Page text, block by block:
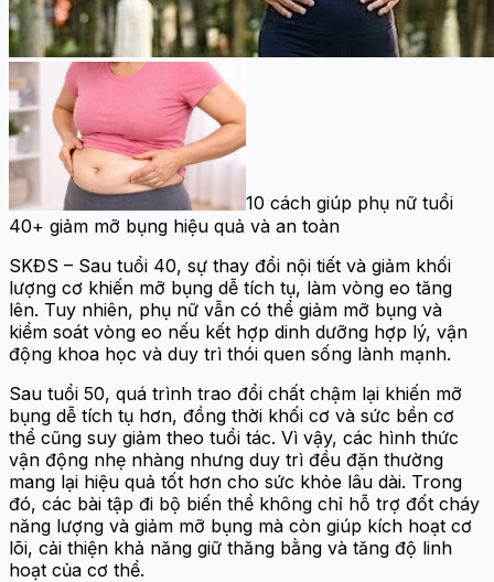
10 cách giúp phụ nữ tuổi
40+ giảm mỡ bụng hiệu quả và an toàn
SKĐS – Sau tuổi 40, sự thay đổi nội tiết và giảm khối
lượng cơ khiến mỡ bụng dễ tích tụ, làm vòng eo tăng
lên. Tuy nhiên, phụ nữ vẫn có thể giảm mỡ bụng và
kiểm soát vòng eo nếu kết hợp dinh dưỡng hợp lý, vận
động khoa học và duy trì thói quen sống lành mạnh.
Sau tuổi 50, quá trình trao đổi chất chậm lại khiến mỡ
bụng dễ tích tụ hơn, đồng thời khối cơ và sức bền cơ
thể cũng suy giảm theo tuổi tác. Vì vậy, các hình thức
vận động nhẹ nhàng nhưng duy trì đều đặn thường
mang lại hiệu quả tốt hơn cho sức khỏe lâu dài. Trong
đó, các bài tập đi bộ biến thể không chỉ hỗ trợ đốt cháy
năng lượng và giảm mỡ bụng mà còn giúp kích hoạt cơ
lõi, cải thiện khả năng giữ thăng bằng và tăng độ linh
hoạt của cơ thể.